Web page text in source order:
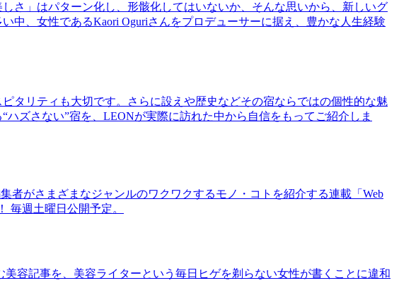
さ」はパターン化し、形骸化してはいないか、そんな思いから、新しいグ
中、女性であるKaori Oguriさんをプロデューサーに据え、豊かな人生経験
リティも大切です。さらに設えや歴史などその宿ならではの個性的な魅
ズさない”宿を、LEONが実際に訪れた中から自信をもってご紹介しま
者がさまざまなジャンルのワクワクするモノ・コトを紹介する連載「Web
毎週土曜日公開予定。
容記事を、美容ライターという毎日ヒゲを剃らない女性が書くことに違和